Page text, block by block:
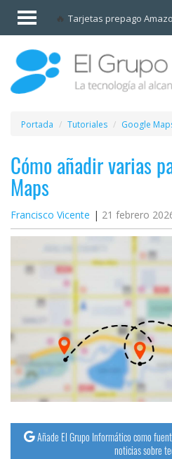
Tarjetas prepago
Invitado
Iniciar
sesión /
Registrarse
Esenciales
Móviles
Ofertas
Apps
Redes
sociales
Plataformas
streaming
Operadores
Trucos
y
Tutoriales
Portada Tutoriales Google
Cómo añadir varias
Maps
Francisco Vicente 21 febrero
Añade El Grupo Informático como
noticias sobre